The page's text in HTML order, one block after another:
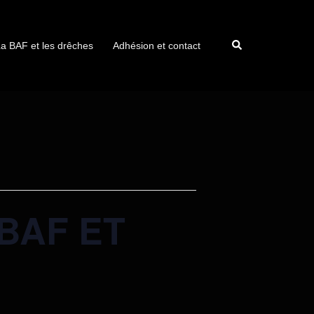
BAF et les drêches Adhésion et contact
ET